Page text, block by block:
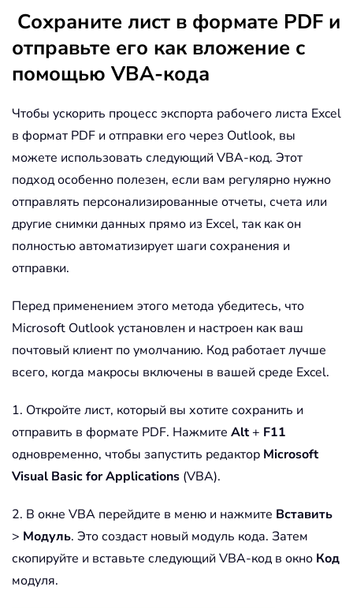
Сохраните лист в формате PDF и
отправьте его как вложение с
помощью VBA-кода
Чтобы ускорить процесс экспорта рабочего листа Excel
в формат PDF и отправки его через Outlook, вы
можете использовать следующий VBA-код. Этот
подход особенно полезен, если вам регулярно нужно
отправлять персонализированные отчеты, счета или
другие снимки данных прямо из Excel, так как он
полностью автоматизирует шаги сохранения и
отправки.
Перед применением этого метода убедитесь, что
Microsoft Outlook установлен и настроен как ваш
почтовый клиент по умолчанию. Код работает лучше
всего, когда макросы включены в вашей среде Excel.
1. Откройте лист, который вы хотите сохранить и
отправить в формате PDF. Нажмите Alt+ F11
одновременно, чтобы запустить редактор Microsoft
Visual Basic for Applications (VBA).
2. В окне VBA перейдите в меню и нажмите Вставить
> Модуль. Это создаст новый модуль кода. Затем
скопируйте и вставьте следующий VBA-код в окно Код
модуля.